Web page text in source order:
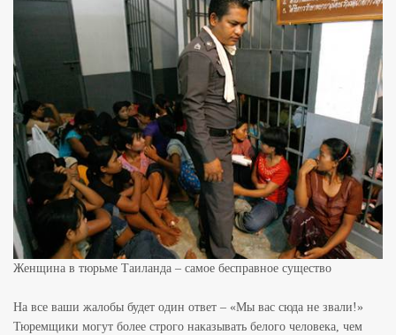
Женщина в тюрьме Таиланда – самое бесправное существо
На все ваши жалобы будет один ответ – «Мы вас сюда не звали!»
Тюремщики могут более строго наказывать белого человека, чем